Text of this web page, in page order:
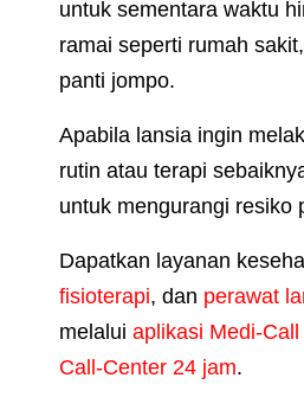
untuk sementara waktu
ramai seperti rumah
panti jompo.
Apabila lansia ingin
rutin atau terapi
untuk mengurangi resiko
Dapatkan layanan
fisioterapi, dan perawat
melalui aplikasi Medi-Call
Call-Center 24 jam.